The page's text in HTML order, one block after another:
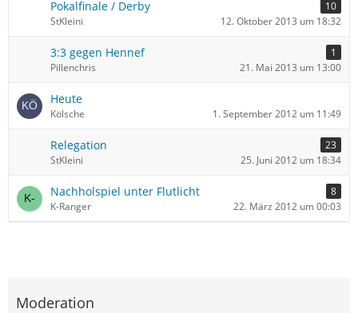
Pokalfinale / Derby
10
StKleini
12. Oktober 2013 um 18:32
3:3 gegen Hennef
1
Pillenchris
21. Mai 2013 um 13:00
Heute
Kölsche 1. September 2012 um 11:49
Relegation
23
StKleini
25. Juni 2012 um 18:34
Nachholspiel unter Flutlicht
8
K-Ranger
22. März 2012 um 00:03
Moderation